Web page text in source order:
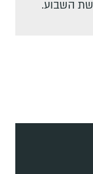
השבוע.